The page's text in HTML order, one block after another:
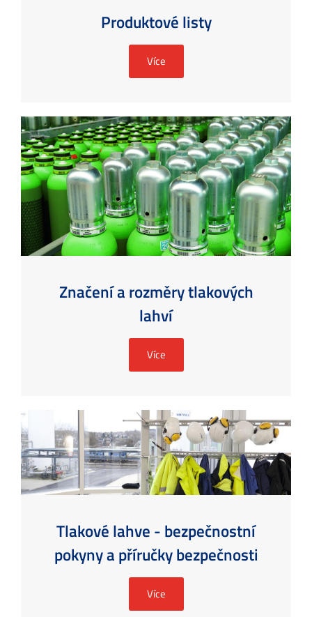
Produktové listy
Více
Značení a rozměry tlakových
lahví
Více
Tlakové lahve - bezpečnostní
pokyny a příručky bezpečnosti
Více